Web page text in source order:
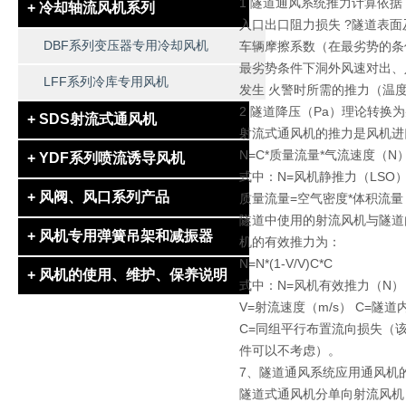
+ 冷却轴流风机系列
DBF系列变压器专用冷却风机
LFF系列冷库专用风机
+ SDS射流式通风机
+ YDF系列喷流诱导风机
+ 风阀、风口系列产品
+ 风机专用弹簧吊架和减振器
+ 风机的使用、维护、保养说明
入口出口阻力损失 ?隧道表
车辆摩擦系数（在最劣势的
最劣势条件下洞外风速对出
发生 火警时所需的推力（温
2 隧道降压（Pa）理论转换
射流式通风机的推力是风机
N=C*质量流量*气流速度（N
式中：N=风机静推力（LSO
质量流量=空气密度*体积流量
隧道中使用的射流风机与隧
机的有效推力为：
N=N*(1-V/V)C*C
式中：N=风机有效推力（N
V=射流速度（m/s） C=隧道
C=同组平行布置流向损失（
件可以不考虑）。
7、隧道通风系统应用通风机
隧道式通风机分单向射流风